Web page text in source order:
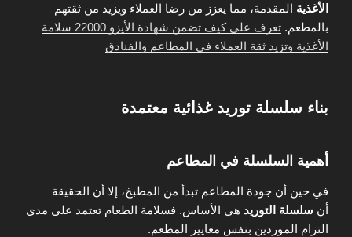
الأغذية المقدمة، مما يعزز من رضا العملاء ويزيد من ثقتهم
بالمطعم.
تعرف على كيف تضمن شهادة الأيزو 22000 سلامة
الأغذية وتزيد ثقة العملاء في المطاعم والفنادق
بناء سلسلة توريد غذائية معتمدة
أهمية السلسلة في المطاعم
في حين أن جودة المطاعم تبدأ من المطبخ، إلا أن الحقيقة
أن سلسلة التوريد هي الأساس. فسلامة الطعام تعتمد على مدى
التزام الموردين بنفس معايير المطعم.